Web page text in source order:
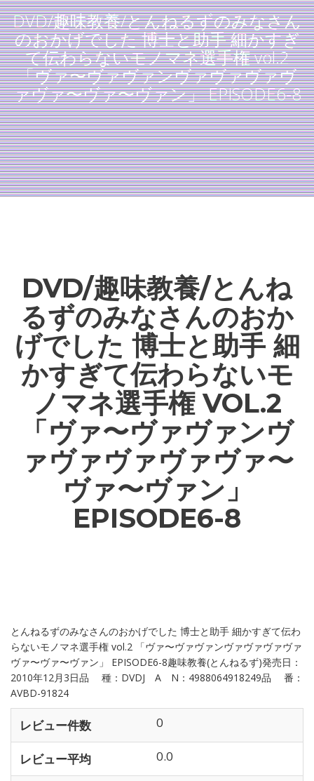
DVD/趣味教養/とんねるずのみなさん
のおかげでした 博士と助手 細かすぎ
て伝わらないモノマネ選手権 vol.2
「ヴァ〜ヴァヴァンヴァヴァヴァヴ
ァヴァ〜ヴァ〜ヴァン」 EPISODE6-8
DVD/趣味教養/とんね
るずのみなさんのおか
げでした 博士と助手 細
かすぎて伝わらないモ
ノマネ選手権 VOL.2
「ヴァ〜ヴァヴァンヴ
ァヴァヴァヴァヴァ〜
ヴァ〜ヴァン」
EPISODE6-8
とんねるずのみなさんのおかげでした 博士と助手 細かすぎて伝わ
らないモノマネ選手権 vol.2 「ヴァ〜ヴァヴァンヴァヴァヴァヴァ
ヴァ〜ヴァ〜ヴァン」 EPISODE6-8趣味教養(とんねるず)発売日：
2010年12月3日品 種：DVDJ A N：4988064918249品 番：
AVBD-91824
レビュー件数 0
レビュー平均 0.0